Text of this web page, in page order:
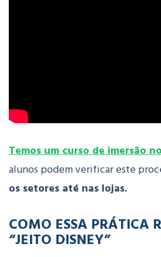
Temos um curso de imersão
alunos podem verificar este
os setores até nas lojas.
COMO ESSA PRÁTICA
“JEITO DISNEY”